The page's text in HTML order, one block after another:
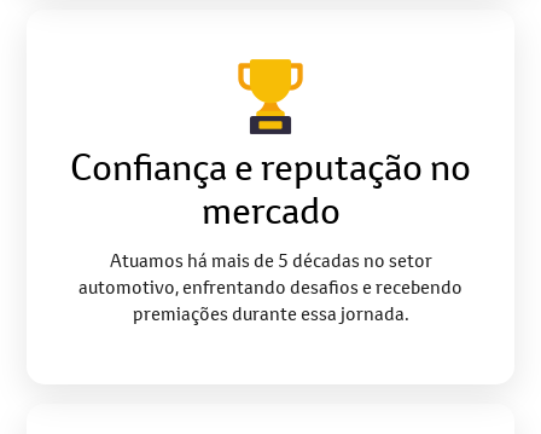
Confiança e reputação no
mercado
Atuamos há mais de 5 décadas no setor
automotivo, enfrentando desafios e recebendo
premiações durante essa jornada.